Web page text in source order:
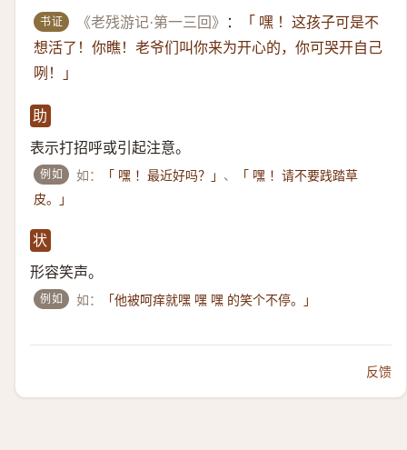
书证 《老残游记·第一三回》 ：
「 嘿 ！这孩子可是不
想活了！你瞧！老爷们叫你来为开心的，你可哭开自己
咧！」
助
表示打招呼或引起注意。
例如 如： 「 嘿 ！最近好吗？」 、
「 嘿 ！请不要践踏草
皮。」
状
形容笑声。
例如 如： 「他被呵痒就嘿 嘿 嘿 的笑个不停。」
反馈